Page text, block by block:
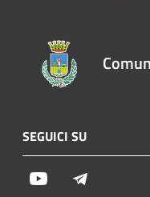
SEGUICI SU
Youtube